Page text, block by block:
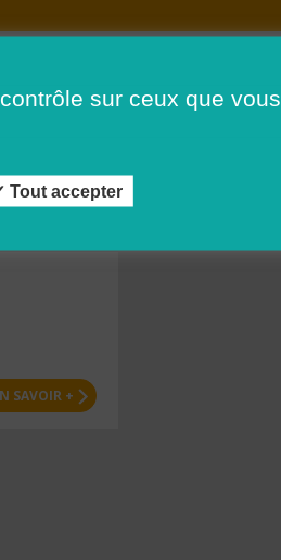
SAVOIR +
SAVOIR +
sur ceux que vous
Tout accepter